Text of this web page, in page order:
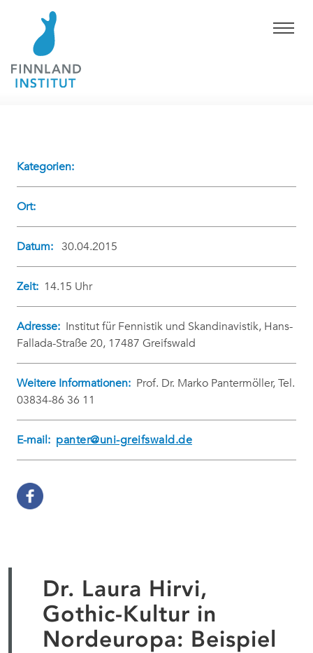
Kategorien:
Ort:
Datum: 30.04.2015
Zeit: 14.15 Uhr
Adresse: Institut für Fennistik und Skandinavistik, Hans-
Fallada-Straße 20, 17487 Greifswald
Weitere Informationen: Prof. Dr. Marko Pantermöller, Tel.
03834-86 36 11
E-mail: panter@uni-greifswald.de
Dr. Laura Hirvi,
Gothic-Kultur in
Nordeuropa: Beispiel